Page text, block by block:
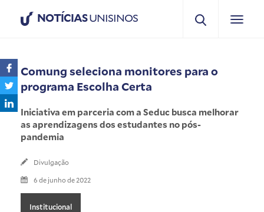
NOTÍCIASUNISINOS
Comung seleciona monitores para o
programa Escolha Certa
Iniciativa em parceria com a Seduc busca melhorar
as aprendizagens dos estudantes no pós-
pandemia
Divulgação
6 de junho de 2022
Institucional